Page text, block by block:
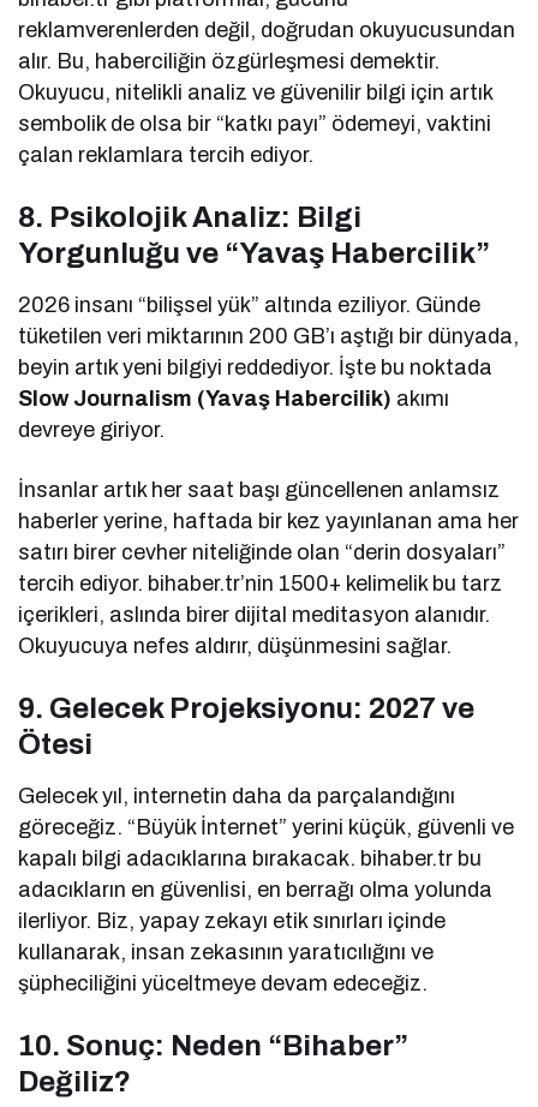
reklamverenlerden değil, doğrudan okuyucusundan
alır. Bu, haberciliğin özgürleşmesi demektir.
Okuyucu, nitelikli analiz ve güvenilir bilgi için artık
sembolik de olsa bir “katkı payı” ödemeyi, vaktini
çalan reklamlara tercih ediyor.
8. Psikolojik Analiz: Bilgi
Yorgunluğu ve “Yavaş Habercilik”
2026 insanı “bilişsel yük” altında eziliyor. Günde
tüketilen veri miktarının 200 GB’ı aştığı bir dünyada,
beyin artık yeni bilgiyi reddediyor. İşte bu noktada
Slow Journalism (Yavaş Habercilik) akımı
devreye giriyor.
İnsanlar artık her saat başı güncellenen anlamsız
haberler yerine, haftada bir kez yayınlanan ama her
satırı birer cevher niteliğinde olan “derin dosyaları”
tercih ediyor. bihaber.tr’nin 1500+ kelimelik bu tarz
içerikleri, aslında birer dijital meditasyon alanıdır.
Okuyucuya nefes aldırır, düşünmesini sağlar.
9. Gelecek Projeksiyonu: 2027 ve
Ötesi
Gelecek yıl, internetin daha da parçalandığını
göreceğiz. “Büyük İnternet” yerini küçük, güvenli ve
kapalı bilgi adacıklarına bırakacak. bihaber.tr bu
adacıkların en güvenlisi, en berrağı olma yolunda
ilerliyor. Biz, yapay zekayı etik sınırları içinde
kullanarak, insan zekasının yaratıcılığını ve
şüpheciliğini yüceltmeye devam edeceğiz.
10. Sonuç: Neden “Bihaber”
Değiliz?